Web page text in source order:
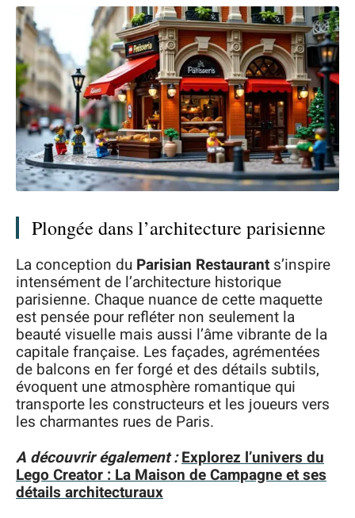
Plongée dans l’architecture parisienne
La conception du Parisian Restaurant s’inspire
intensément de l’architecture historique
parisienne. Chaque nuance de cette maquette
est pensée pour refléter non seulement la
beauté visuelle mais aussi l’âme vibrante de la
capitale française. Les façades, agrémentées
de balcons en fer forgé et des détails subtils,
évoquent une atmosphère romantique qui
transporte les constructeurs et les joueurs vers
les charmantes rues de Paris.
A découvrir également :Explorez l’univers du
Lego Creator : La Maison de Campagne et ses
détails architecturaux